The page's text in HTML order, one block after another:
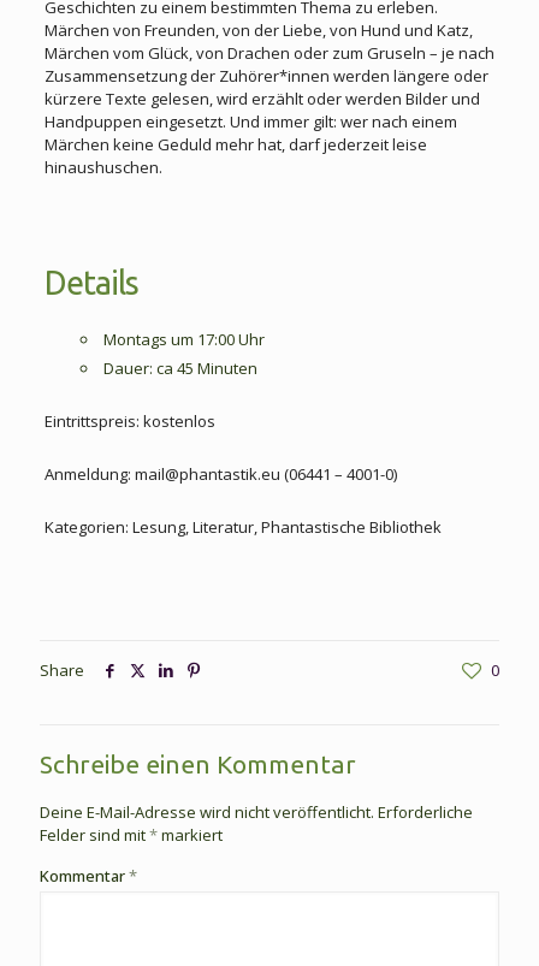
Geschichten zu einem bestimmten Thema zu erleben.
Märchen von Freunden, von der Liebe, von Hund und Katz,
Märchen vom Glück, von Drachen oder zum Gruseln – je nach
Zusammensetzung der Zuhörer*innen werden längere oder
kürzere Texte gelesen, wird erzählt oder werden Bilder und
Handpuppen eingesetzt. Und immer gilt: wer nach einem
Märchen keine Geduld mehr hat, darf jederzeit leise
hinaushuschen.
Details
Montags um 17:00 Uhr
Dauer: ca 45 Minuten
Eintrittspreis: kostenlos
Anmeldung: mail@phantastik.eu (06441 – 4001-0)
Kategorien: Lesung, Literatur, Phantastische Bibliothek
Share 0
Schreibe einen Kommentar
Deine E-Mail-Adresse wird nicht veröffentlicht. Erforderliche
Felder sind mit*markiert
Kommentar*